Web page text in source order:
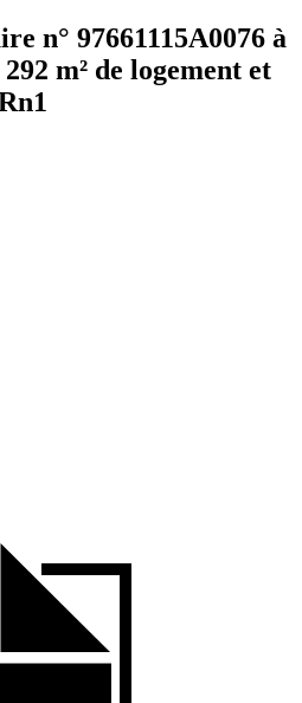
n° 97661115A0076 à
m² de logement et